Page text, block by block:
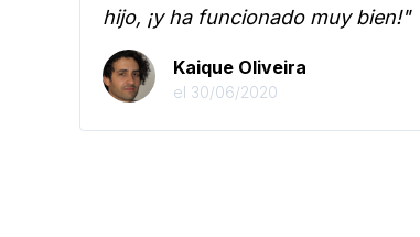
hijo, ¡y ha funcionado muy bien!"
Kaique Oliveira
el 30/06/2020